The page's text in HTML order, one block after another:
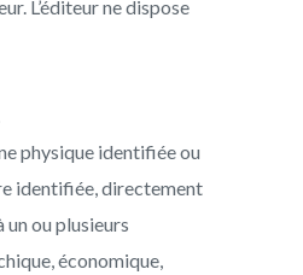
AUTRES
sourcils
L’éditeur ne dispose
physique identifiée ou
identifiée, directement
ou plusieurs
économique,